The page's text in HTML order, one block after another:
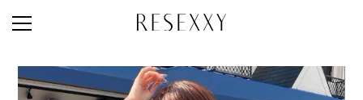
STAFF STYLE
NEWS